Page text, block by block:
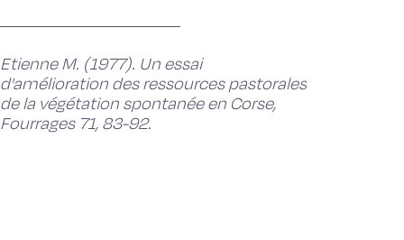
Etienne M. (1977). Un essai
d'amélioration des ressources pastorales
de la végétation spontanée en Corse,
Fourrages 71, 83-92.